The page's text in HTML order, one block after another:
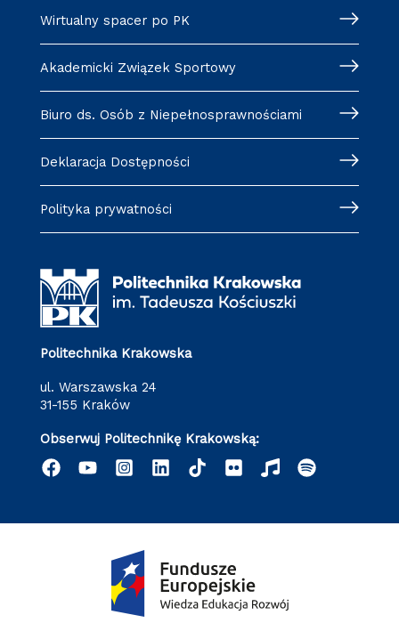
Wirtualny spacer po PK
Akademicki Związek Sportowy
Biuro ds. Osób z Niepełnosprawnościami
Deklaracja Dostępności
Polityka prywatności
Politechnika Krakowska
ul. Warszawska 24
31-155 Kraków
Obserwuj Politechnikę Krakowską: